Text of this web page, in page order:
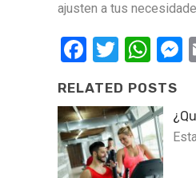
ajusten a tus
RELATED POSTS